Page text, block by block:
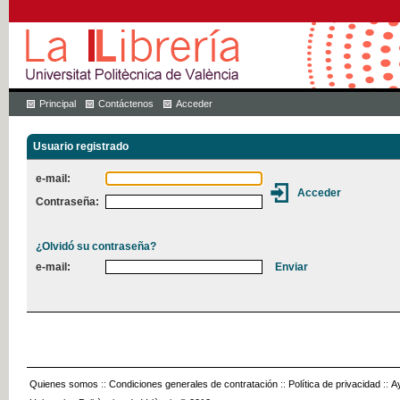
Principal Contáctenos Acceder
Usuario registrado
e-mail:
Contraseña:
¿Olvidó su contraseña?
e-mail:
Quienes somos :: Condiciones generales de contratación :: Política de privacidad ::